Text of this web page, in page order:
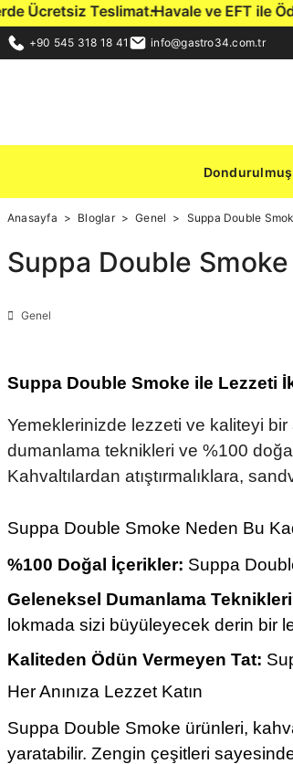
Teslimat.Havale ve EFT ile
+90 545 318 18 41 info@gastro34.com.tr
Anasayfa Bloglar Genel Suppa Double
Suppa Double Smoke
Genel
Suppa Double Smoke ile Lezzeti
Yemeklerinizde lezzeti ve kaliteyi
dumanlama teknikleri ve %100
Kahvaltılardan atıştırmalıklara,
Suppa Double Smoke Neden Bu
%100 Doğal İçerikler: Suppa
Geleneksel Dumanlama
lokmada sizi büyüleyecek derin bir
Kaliteden Ödün Vermeyen Tat:
Her Anınıza Lezzet Katın
Suppa Double Smoke ürünleri,
yaratabilir. Zengin çeşitleri